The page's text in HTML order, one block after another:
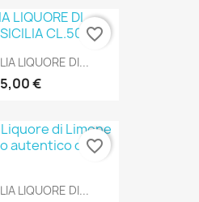
LIQUORE DI...
€
favorite_border
LIQUORE DI...
favorite_border